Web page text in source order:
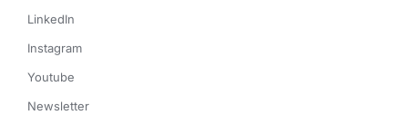
LinkedIn
Instagram
Youtube
Newsletter